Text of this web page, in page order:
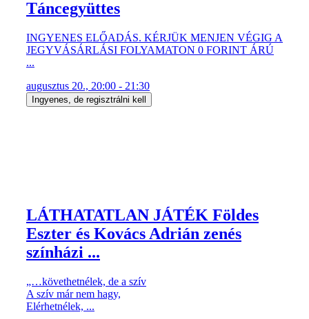
Táncegyüttes
INGYENES ELŐADÁS. KÉRJÜK MENJEN VÉGIG A
JEGYVÁSÁRLÁSI FOLYAMATON 0 FORINT ÁRÚ
...
augusztus 20., 20:00 - 21:30
Ingyenes, de regisztrálni kell
LÁTHATATLAN JÁTÉK Földes
Eszter és Kovács Adrián zenés
színházi ...
„…követhetnélek, de a szív
A szív már nem hagy,
Elérhetnélek, ...